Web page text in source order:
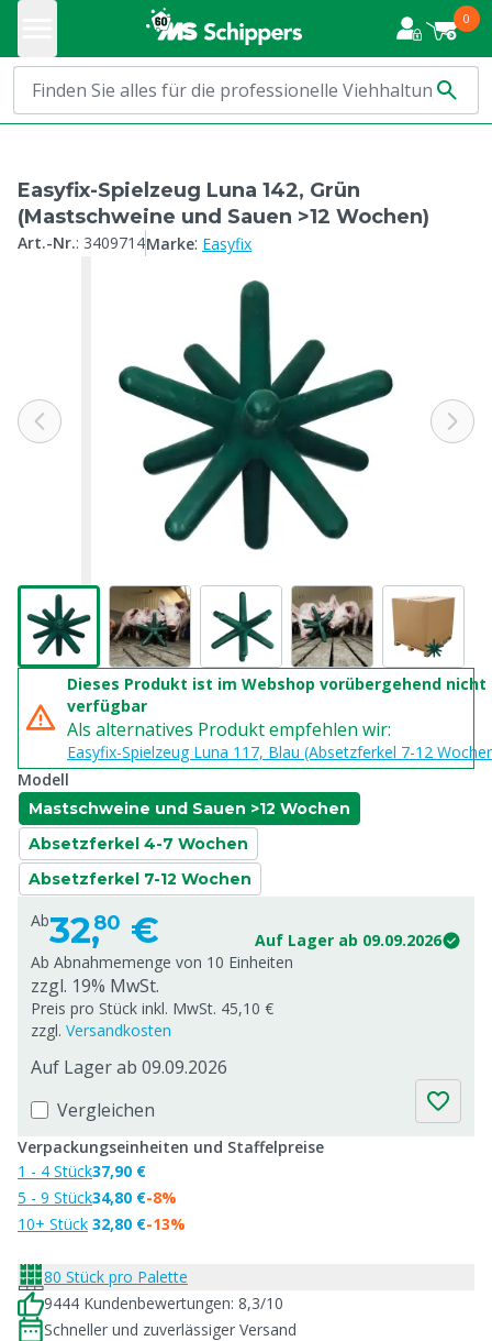
0
Easyfix-Spielzeug Luna 142, Grün
(Mastschweine und Sauen >12 Wochen)
Art.-Nr.: 3409714Marke: Easyfix
Dieses Produkt ist im Webshop vorübergehend nicht
verfügbar
Als alternatives Produkt empfehlen wir:
Easyfix-Spielzeug Luna 117, Blau (Absetzferkel 7-12
Modell
Mastschweine und Sauen >12 Wochen
Absetzferkel 4-7 Wochen
Absetzferkel 7-12 Wochen
Ab32,80 €
Auf Lager ab 09.09.2026
Ab Abnahmemenge von 10 Einheiten
zzgl. 19% MwSt.
Preis pro Stück inkl. MwSt. 45,10 €
zzgl. Versandkosten
Auf Lager ab 09.09.2026
Vergleichen
Verpackungseinheiten und Staffelpreise
1 - 4 Stück
5 - 9 Stück
10+ Stück
37,90 €
34,80 €
32,80 €
-8%
-13%
80 Stück pro Palette
9444 Kundenbewertungen: 8,3/10
Schneller und zuverlässiger Versand